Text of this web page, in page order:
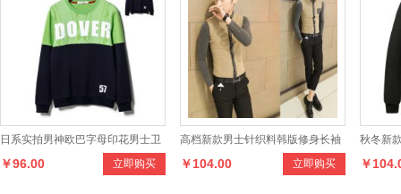
日系实拍男神欧巴字母印花男士卫
衣套头圆领男式休闲卫衣立即购买
￥96.00
高档新款男士针织料韩版修身长袖
衬衫 男式休闲长袖衬衣 立即购买
￥104.00
秋冬新
夹克衫
￥